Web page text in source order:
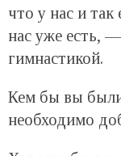
что у нас и
нас уже есть,
гимнастикой.
Кем бы вы
необходимо